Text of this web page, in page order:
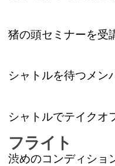
猪の頭セミナーを受
シャトルを待つメン
シャトルでテイクオ
フライト
渋めのコンディショ